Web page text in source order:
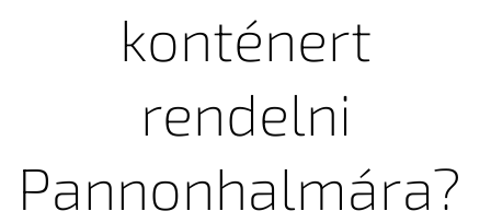
konténert
rendelni
Pannonhalmára?